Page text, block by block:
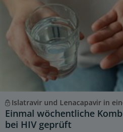
Islatravir und Lenacapavir in
Einmal wöchentliche
bei HIV geprüft